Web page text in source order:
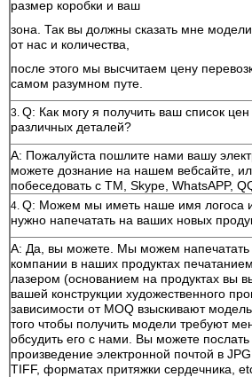
размер коробки и ваш
зона. Так вы должны сказать мне
от нас и количества,
после этого мы высчитаем цену
самом разумном путе.
3. Q: Как могу я получить ваш список
различных деталей?
A: Пожалуйста пошлите нами вашу
можете дознание на нашем вебсайте,
побеседовать с TM, Skype, WhatsAPP,
4. Q: Можем мы иметь наше имя логоса
нужно напечатать на ваших новых
A: Да, вы можете. Мы можем напечатать
компании в наших продуктах
лазером (основанием на продуктах вы
вашей конструкции художественного
зависимости от MOQ взыскивают
того чтобы получить модели требуют
обсудить его с нами. Вы можете
произведение электронной почтой в
TIFF, форматах притяжки сердечника,